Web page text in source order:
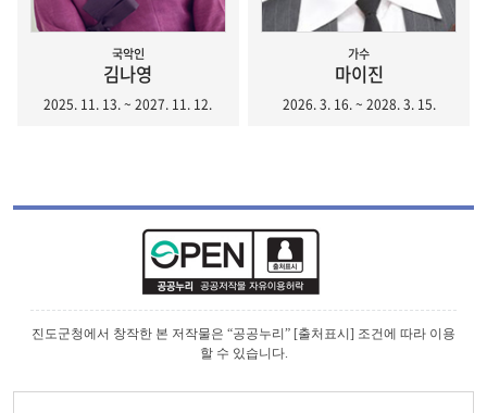
국악인
김나영
2025. 11. 13. ~ 2027. 11. 12.
가수
마이진
2026. 3. 16. ~ 2028. 3. 15.
진도군청에서 창작한 본 저작물은 “공공누리” [출처표시] 조건에 따라 이용
할 수 있습니다.